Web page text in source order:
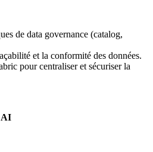
de data governance (catalog,
et la conformité des données.
pour centraliser et sécuriser la
AI